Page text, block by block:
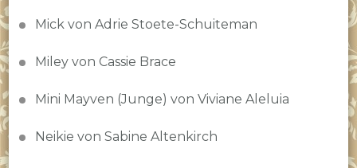
Mick von Adrie Stoete-Schuiteman
Miley von Cassie Brace
Mini Mayven (Junge) von Viviane Aleluia
Neikie von Sabine Altenkirch